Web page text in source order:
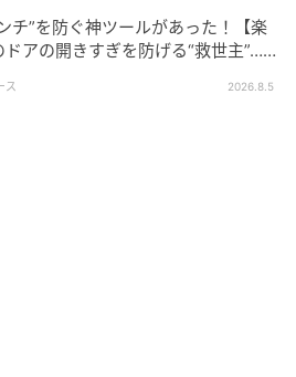
ミ、野ウサギなどの少しワイ
チ”を防ぐ神ツールがあった！【楽
ドアの開きすぎを防げる“救世主”…手
ス 2026.8.5